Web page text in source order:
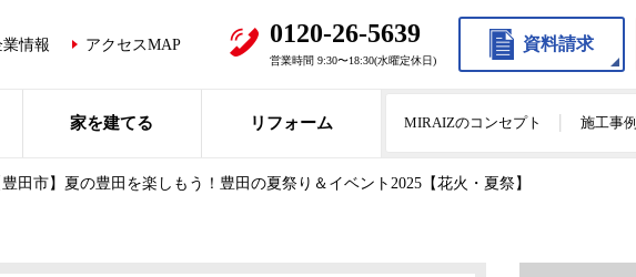
業情報 アクセスMAP 0120-26-5639
営業時間 9:30〜18:30(水曜定休日)
資料請求
家を建てる リフォーム MIRAIZのコンセプト 施工事例
豊田市】夏の豊田を楽しもう！豊田の夏祭り＆イベント2025【花火・夏祭】